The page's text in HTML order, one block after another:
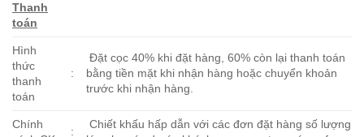
Thanh
toán
Hình
thức
thanh
toán
:
Đặt cọc 40% khi đặt hàng, 60% còn lại thanh toán
bằng tiền mặt khi nhận hàng hoặc chuyển khoản
trước khi nhận hàng.
Chính
:
Chiết khấu hấp dẫn với các đơn đặt hàng số lượng